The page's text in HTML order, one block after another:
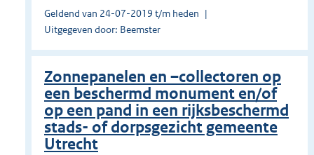
Geldend van 24-07-2019 t/m heden
Uitgegeven door: Beemster
Zonnepanelen en –collectoren op
een beschermd monument en/of
op een pand in een rijksbeschermd
stads- of dorpsgezicht gemeente
Utrecht